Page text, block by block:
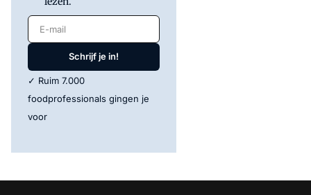
E-mail
Schrijf je in!
✓ Ruim 7.000
foodprofessionals gingen je
voor